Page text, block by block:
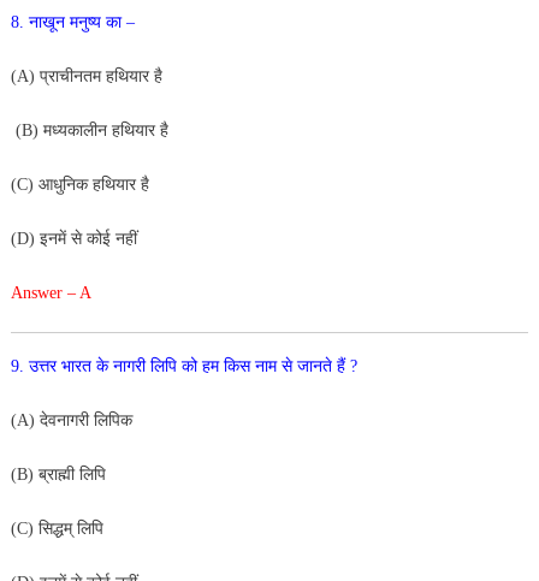
8. नाखून मनुष्य का –
(A) प्राचीनतम हथियार है
(B) मध्यकालीन हथियार है
(C) आधुनिक हथियार है
(D) इनमें से कोई नहीं
Answer – A
9. उत्तर भारत के नागरी लिपि को हम किस नाम से जानते हैं ?
(A) देवनागरी लिपिक
(B) ब्राह्मी लिपि
(C) सिद्धम् लिपि